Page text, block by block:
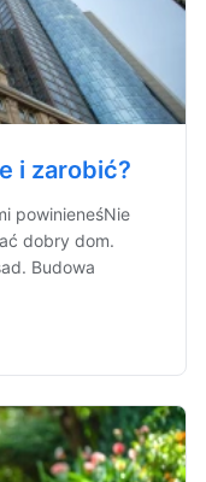
i zarobić?
powinieneśNie
dobry dom.
Budowa